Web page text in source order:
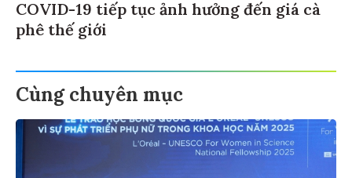
COVID-19 tiếp tục ảnh hưởng đến giá cà
phê thế giới
Cùng chuyên mục